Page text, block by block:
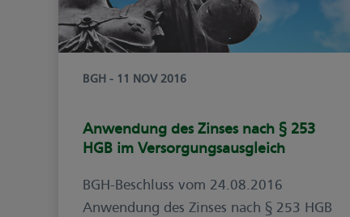
BGH - 11 NOV 2016
Anwendung des Zinses nach § 253
HGB im Versorgungsausgleich
BGH-Beschluss vom 24.08.2016
Anwendung des Zinses nach § 253 HGB